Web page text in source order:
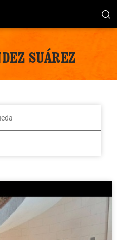
SUÁREZ